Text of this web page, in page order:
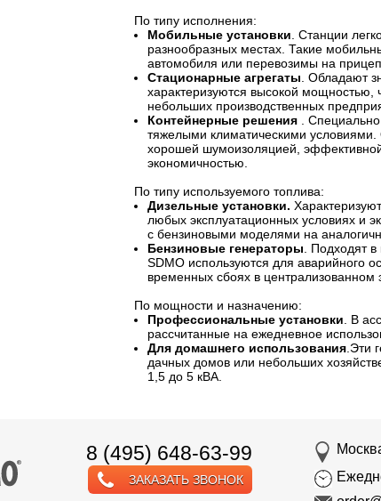
По типу исполнения:
Мобильные установки . Станции
разнообразных местах. Такие
автомобиля или перевозимы на
Стационарные агрегаты . Обладают
характеризуются высокой мощностью,
небольших производственных
Контейнерные решения
.
тяжелыми климатическими
хорошей шумоизоляцией,
экономичностью.
По типу используемого топлива:
Дизельные установки.
любых эксплуатационных условиях и
с бензиновыми моделями на
Бензиновые генераторы . Подходят
SDMO используются для аварийного
временных сбоях в централизованном
По мощности и назначению:
Профессиональные установки . В
рассчитанные на ежедневное
Для домашнего использования .Эти
дачных домов или небольших
1,5 до 5 кВА.
8 (495) 648-63-99
ЗАКАЗАТЬ ЗВОНОК